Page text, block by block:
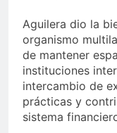
Aguilera dio la
organismo
de mantener
instituciones
intercambio de
prácticas y
sistema